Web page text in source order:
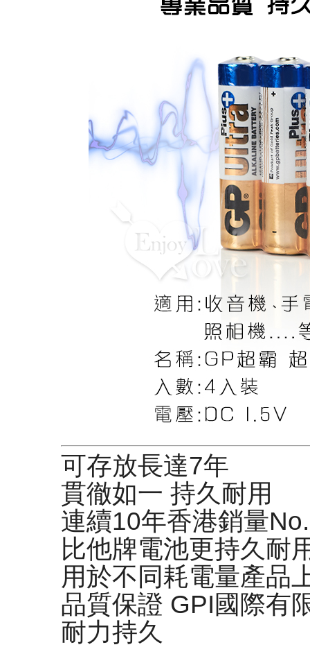
可存放長達7年
貫徹如一 持久耐用
連續10年香港銷量
比他牌電池更持久耐
用於不同耗電量產品
品質保證 GPI國際有
耐力持久